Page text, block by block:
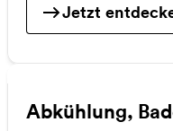
Jetzt
Abkühlung,